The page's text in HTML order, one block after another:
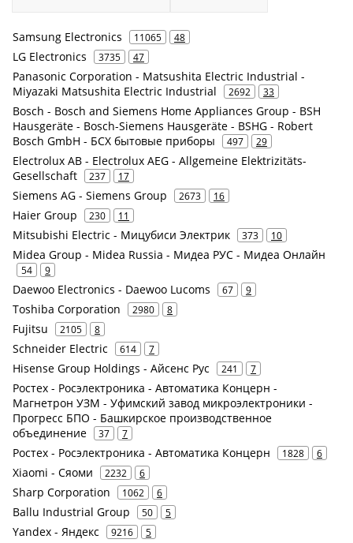
Samsung Electronics 11065 48
LG Electronics 3735 47
Panasonic Corporation - Matsushita Electric Industrial -
Miyazaki Matsushita Electric Industrial
2692 33
Bosch - Bosch and Siemens Home Appliances Group - BSH
Hausgeräte - Bosch-Siemens Hausgeräte - BSHG - Robert
Bosch GmbH - БСХ бытовые приборы
497 29
Electrolux AB - Electrolux AEG - Allgemeine Elektrizitäts-
Gesellschaft
237 17
Siemens AG - Siemens Group 2673 16
Haier Group 230 11
Mitsubishi Electric - Мицубиси Электрик 373 10
Midea Group - Midea Russia - Мидеа РУС - Мидеа Онлайн
54 9
Daewoo Electronics - Daewoo Lucoms 67 9
Toshiba Corporation 2980 8
Fujitsu 2105 8
Schneider Electric 614 7
Hisense Group Holdings - Айсенс Рус 241 7
Ростех - Росэлектроника - Автоматика Концерн -
Магнетрон УЗМ - Уфимский завод микроэлектроники -
Прогресс БПО - Башкирское производственное
объединение
37 7
Ростех - Росэлектроника - Автоматика Концерн 1828 6
Xiaomi - Сяоми 2232 6
Sharp Corporation 1062 6
Ballu Industrial Group 50 5
Yandex - Яндекс 9216 5